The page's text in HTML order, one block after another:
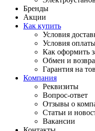
Бренды
Акции
Как купить
Условия
Условия
Как оформить
Обмен и
Гарантия на
Компания
Реквизиты
Вопрос-ответ
Отзывы о
Статьи и
Вакансии